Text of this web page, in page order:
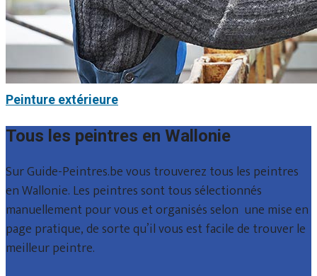
Peinture extérieure
Tous les peintres en Wallonie
Sur Guide-Peintres.be vous trouverez tous les peintres
en Wallonie. Les peintres sont tous sélectionnés
manuellement pour vous et organisés selon une mise en
page pratique, de sorte qu’il vous est facile de trouver le
meilleur peintre.